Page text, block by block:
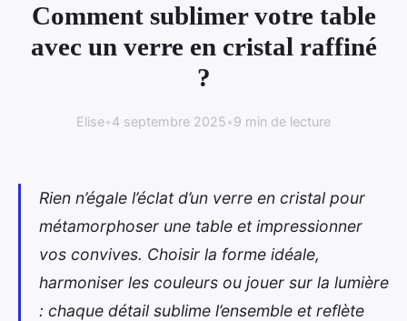
Comment sublimer votre table
avec un verre en cristal raffiné
?
Elise•4 septembre 2025•9 min de lecture
Rien n’égale l’éclat d’un verre en cristal pour
métamorphoser une table et impressionner
vos convives. Choisir la forme idéale,
harmoniser les couleurs ou jouer sur la lumière
: chaque détail sublime l’ensemble et reflète